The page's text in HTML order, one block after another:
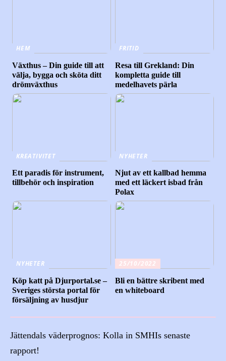
HEM
Växthus – Din guide till att
välja, bygga och sköta ditt
drömväxthus
FRITID
Resa till Grekland: Din
kompletta guide till
medelhavets pärla
KREATIVITET
Ett paradis för instrument,
tillbehör och inspiration
NYHETER
Njut av ett kallbad hemma
med ett läckert isbad från
Polax
NYHETER
Köp katt på Djurportal.se –
Sveriges största portal för
försäljning av husdjur
25/10/2022
Bli en bättre skribent med
en whiteboard
Jättendals väderprognos: Kolla in SMHIs senaste
rapport!